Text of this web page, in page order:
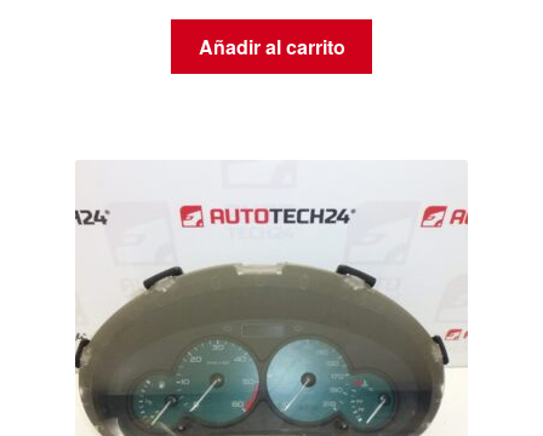
Añadir al carrito